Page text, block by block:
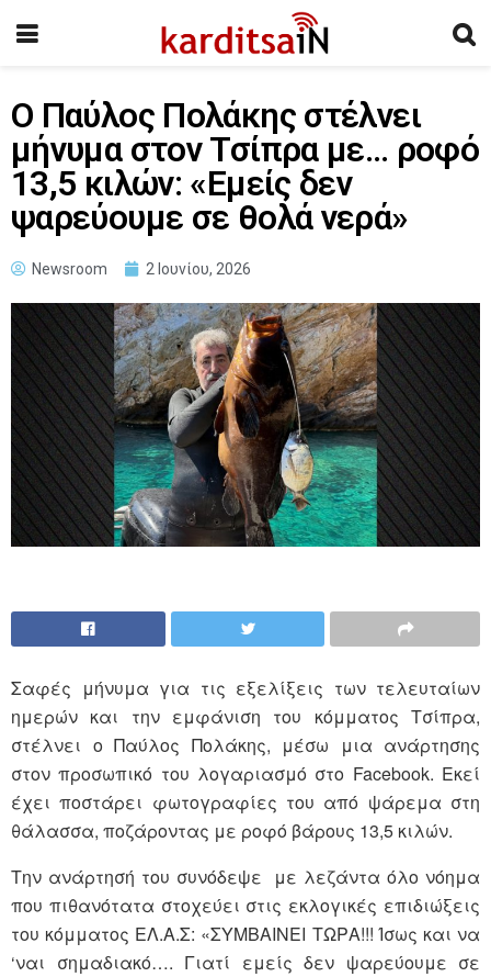
Ο Παύλος Πολάκης στέλνει
μήνυμα στον Τσίπρα με… ροφό
13,5 κιλών: «Εμείς δεν
ψαρεύουμε σε θολά νερά»
Newsroom 2 Ιουνίου, 2026
Σαφές μήνυμα για τις εξελίξεις των τελευταίων
ημερών και την εμφάνιση του κόμματος Τσίπρα,
στέλνει ο Παύλος Πολάκης, μέσω μια ανάρτησης
στον προσωπικό του λογαριασμό στο Facebook. Εκεί
έχει ποστάρει φωτογραφίες του από ψάρεμα στη
θάλασσα, ποζάροντας με ροφό βάρους 13,5 κιλών.
Την ανάρτησή του συνόδεψε με λεζάντα όλο νόημα
που πιθανότατα στοχεύει στις εκλογικές επιδιώξεις
του κόμματος ΕΛ.Α.Σ: «ΣΥΜΒΑΙΝΕΙ ΤΩΡΑ!!! Ίσως και να
‘ναι σημαδιακό…. Γιατί εμείς δεν ψαρεύουμε σε